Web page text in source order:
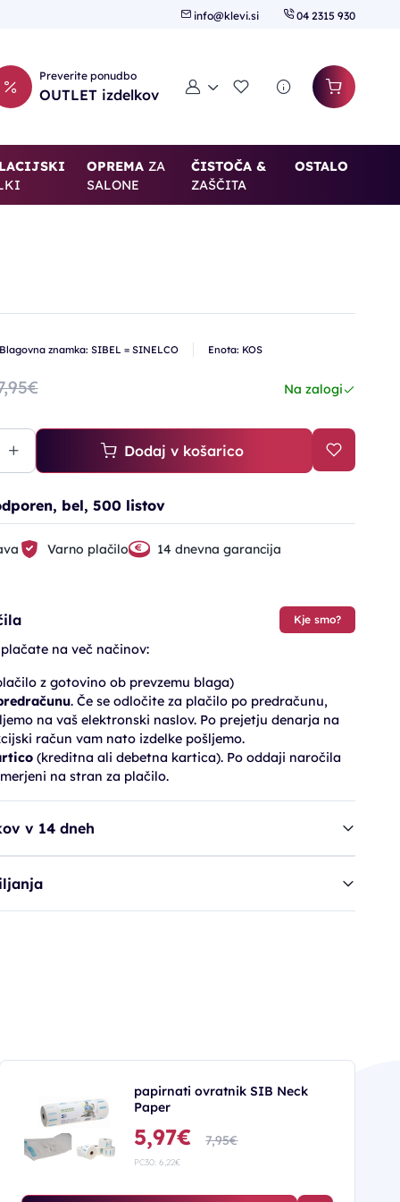
info@klevi.si 04 2315 930
Preverite ponudbo
OUTLET izdelkov Moj računSeznam želja
OPREMAZA
SALONE
ČISTOČA &
ZAŠČITA
OSTALO
Blagovna znamka: SIBEL = SINELCO Enota: KOS
Na zalogi
Dodaj v košarico
bel, 500 listov
Varno plačilo 14 dnevna garancija
Kje smo?
na več načinov:
z gotovino ob prevzemu blaga)
. Če se odločite za plačilo po predračunu,
na vaš elektronski naslov. Po prejetju denarja na
račun vam nato izdelke pošljemo.
(kreditna ali debetna kartica). Po oddaji naročila
na stran za plačilo.
v 14 dneh
papirnati ovratnik SIB Neck
Paper
5,97€ 7,95€
PC30: 6,22€